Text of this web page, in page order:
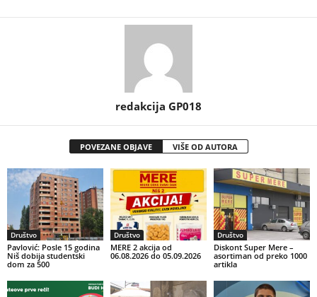
redakcija GP018
POVEZANE OBJAVE VIŠE OD AUTORA
Društvo
Pavlović: Posle 15 godina
Niš dobija studentski
dom za 500
Društvo
MERE 2 akcija od
06.08.2026 do 05.09.2026
Društvo
Diskont Super Mere –
asortiman od preko 1000
artikla